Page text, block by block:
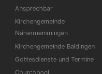
Ansprechbar
Kirchengemeinde
Nähermemmingen
Kirchengemeinde Baldingen
Gottesdienste und Termine
Churchpool